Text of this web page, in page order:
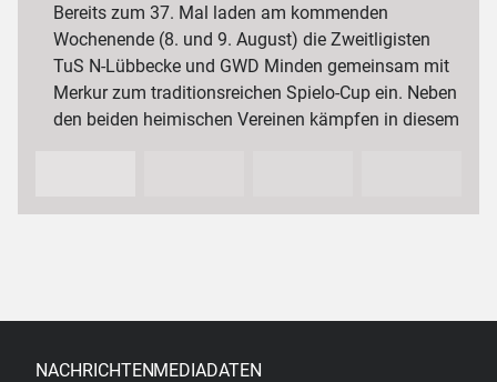
Bereits zum 37. Mal laden am kommenden
Wochenende (8. und 9. August) die Zweitligisten
TuS N-Lübbecke und GWD Minden gemeinsam mit
Merkur zum traditionsreichen Spielo-Cup ein. Neben
den beiden heimischen Vereinen kämpfen in diesem
NACHRICHTENMEDIADATEN